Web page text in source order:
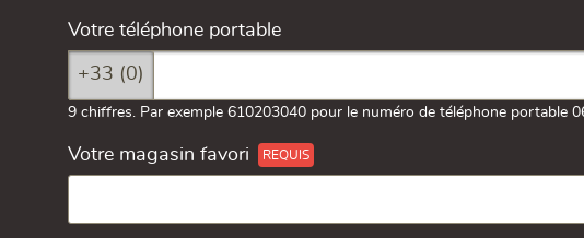
Votre téléphone portable
+33 (0)
9 chiffres. Par exemple 610203040 pour le numéro de téléphone portable
Votre magasin favori